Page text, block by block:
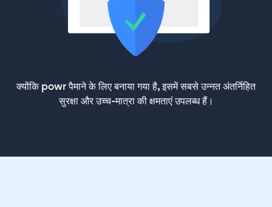
क्योंकि powr पैमाने के लिए बनाया गया है, इसमें सबसे उन्नत अंतर्निहित
सुरक्षा और उच्च-मात्रा की क्षमताएं उपलब्ध हैं।